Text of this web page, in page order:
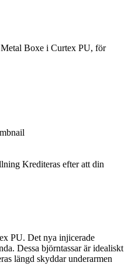
Boxe i Curtex PU, för
Krediteras efter att din
PU. Det nya injicerade
Dessa björntassar är idealiskt
längd skyddar underarmen